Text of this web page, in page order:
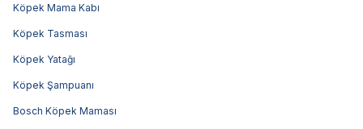
Köpek Mama Kabı
Köpek Tasması
Köpek Yatağı
Köpek Şampuanı
Bosch Köpek Maması